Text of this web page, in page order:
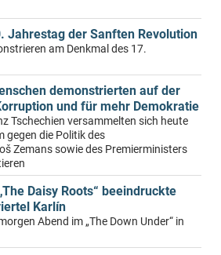
Jahrestag der Sanften Revolution
am Denkmal des 17.
demonstrierten auf der
und für mehr Demokratie
Tschechien versammelten sich heute
gegen die Politik des
Zemans sowie des Premierministers
Daisy Roots“ beeindruckte
Karlín
Abend im „The Down Under“ in